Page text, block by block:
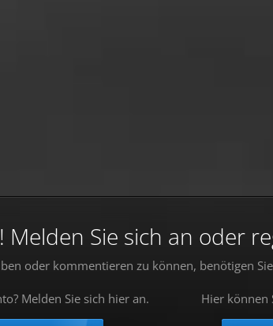
Sie sich an oder
oder kommentieren zu können, benötigen
Melden Sie sich hier an. Hier können